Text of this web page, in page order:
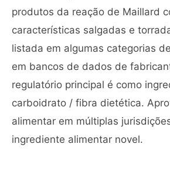
produtos da reação de Maillard
características salgadas e
listada em algumas categorias
em bancos de dados de
regulatório principal é como
carboidrato / fibra dietética.
alimentar em múltiplas
ingrediente alimentar novel.